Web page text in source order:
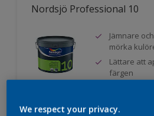
Nordsjö Professional 10
Jämnare
mörka
Lättare att
färgen
We respect your privacy.